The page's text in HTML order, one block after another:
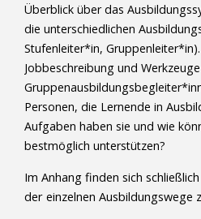
Überblick über das
die unterschiedlichen
Stufenleiter*in,
Jobbeschreibung und
Personen, die Lernende in
Aufgaben haben sie und wie
bestmöglich unterstützen?
Im Anhang finden sich
der einzelnen Ausbildungswege